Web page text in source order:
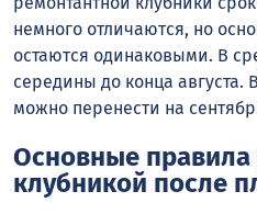
немного отличаются, но
остаются одинаковыми. В
середины до конца августа.
можно перенести на
Основные правила
клубникой после